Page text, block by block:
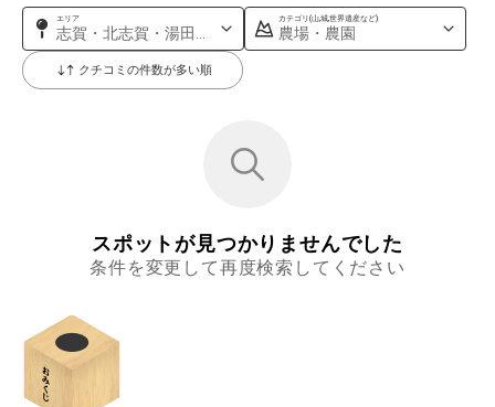
エリア
志賀・北志賀・湯田中渋
カテゴリ(山,城,世界遺産など)
農場・農園
クチコミの件数が多い順
スポットが見つかりませんでした
条件を変更して再度検索してください